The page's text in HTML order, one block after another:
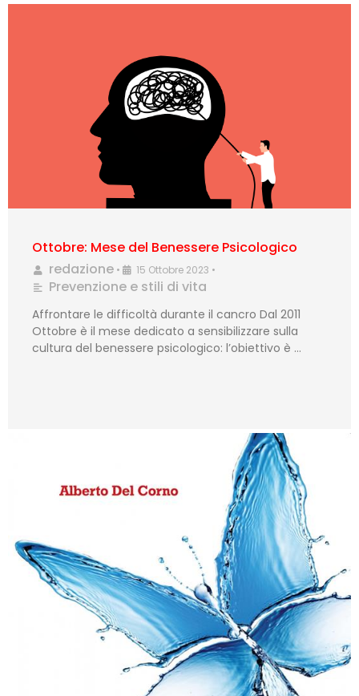
Ottobre: Mese del Benessere Psicologico
redazione • 15 Ottobre 2023 •
Prevenzione e stili di vita
Affrontare le difficoltà durante il cancro Dal 2011
Ottobre è il mese dedicato a sensibilizzare sulla
cultura del benessere psicologico: l’obiettivo è …